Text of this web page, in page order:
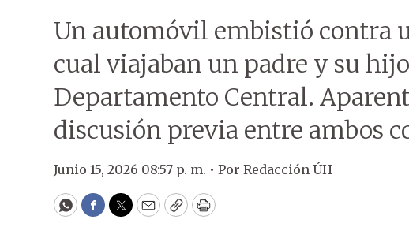
Un automóvil embistió contra
cual viajaban un padre y su
Departamento Central.
discusión previa entre ambos
Junio 15, 2026 08:57 p. m. • Por Redacción ÚH
WhatsApp
Facebook
Twitter
EmailCopyPrint